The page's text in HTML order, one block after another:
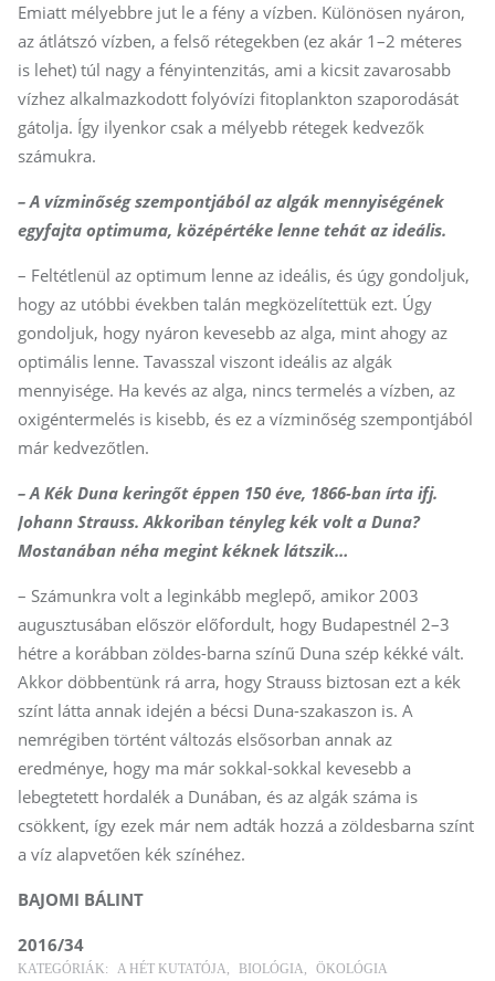
Emiatt mélyebbre jut le a fény a vízben. Különösen nyáron,
az átlátszó vízben, a felső rétegekben (ez akár 1–2 méteres
is lehet) túl nagy a fényintenzitás, ami a kicsit zavarosabb
vízhez alkalmazkodott folyóvízi fitoplankton szaporodását
gátolja. Így ilyenkor csak a mélyebb rétegek kedvezők
számukra.
– A vízminőség szempontjából az algák mennyiségének
egyfajta optimuma, középértéke lenne tehát az ideális.
– Feltétlenül az optimum lenne az ideális, és úgy gondoljuk,
hogy az utóbbi években talán megközelítettük ezt. Úgy
gondoljuk, hogy nyáron kevesebb az alga, mint ahogy az
optimális lenne. Tavasszal viszont ideális az algák
mennyisége. Ha kevés az alga, nincs termelés a vízben, az
oxigéntermelés is kisebb, és ez a vízminőség szempontjából
már kedvezőtlen.
– A Kék Duna keringőt éppen 150 éve, 1866-ban írta ifj.
Johann Strauss. Akkoriban tényleg kék volt a Duna?
Mostanában néha megint kéknek látszik…
– Számunkra volt a leginkább meglepő, amikor 2003
augusztusában először előfordult, hogy Budapestnél 2–3
hétre a korábban zöldes-barna színű Duna szép kékké vált.
Akkor döbbentünk rá arra, hogy Strauss biztosan ezt a kék
színt látta annak idején a bécsi Duna-szakaszon is. A
nemrégiben történt változás elsősorban annak az
eredménye, hogy ma már sokkal-sokkal kevesebb a
lebegtetett hordalék a Dunában, és az algák száma is
csökkent, így ezek már nem adták hozzá a zöldesbarna színt
a víz alapvetően kék színéhez.
BAJOMI BÁLINT
2016/34
KATEGÓRIÁK: A HÉT KUTATÓJA BIOLÓGIA ÖKOLÓGIA